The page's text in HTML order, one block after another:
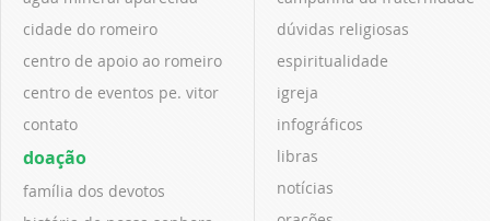
cidade do romeiro
centro de apoio ao romeiro
centro de eventos pe. vitor
contato
doação
família dos devotos
dúvidas religiosas
espiritualidade
igreja
infográficos
libras
notícias